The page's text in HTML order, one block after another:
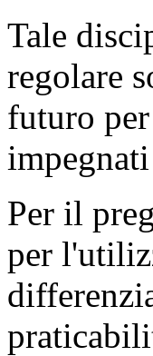
Tale
regolare
futuro
Per il
per